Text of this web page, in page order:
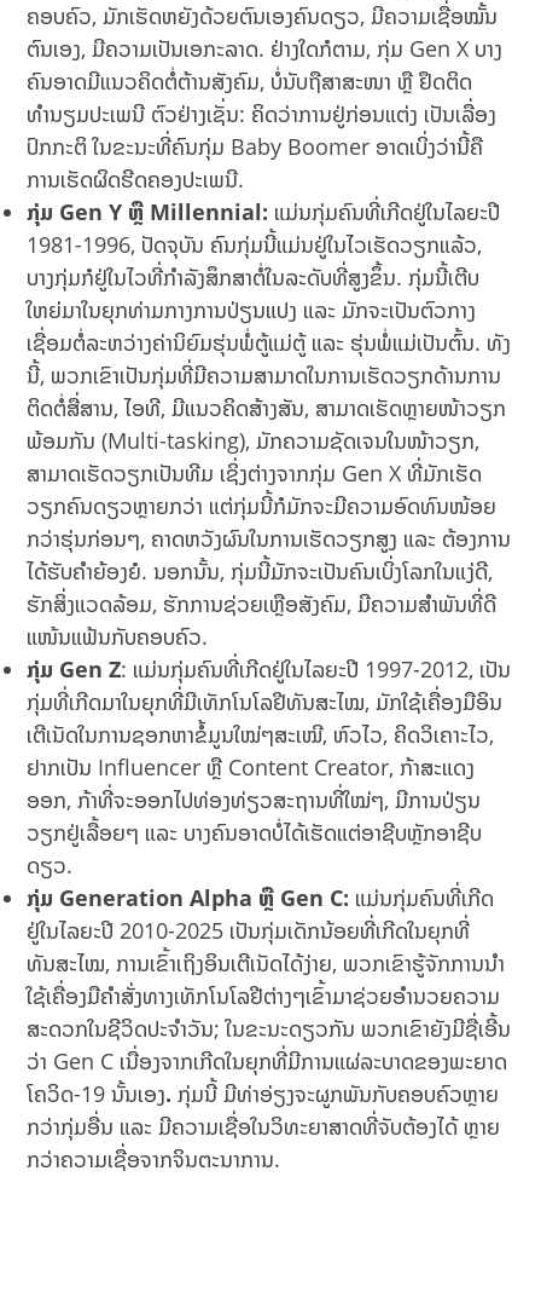
ຄອບຄົວ, ມັກເຮັດຫຍັງດ້ວຍຕົນເອງຄົນດຽວ, ມີຄວາມເຊື່ອໝັ້ນ
ຕົນເອງ, ມີຄວາມເປັນເອກະລາດ. ຢ່າງໃດກໍຕາມ, ກຸ່ມ Gen X ບາງ
ຄົນອາດມີແນວຄິດຕໍ່ຕ້ານສັງຄົມ, ບໍ່ນັບຖືສາສະໜາ ຫຼື ຢຶດຕິດ
ທຳນຽມປະເພນີ ຕົວຢ່າງເຊັ່ນ: ຄິດວ່າການຢູ່ກ່ອນແຕ່ງ ເປັນເລື່ອງ
ປົກກະຕິ ໃນຂະນະທີ່ຄົນກຸ່ມ Baby Boomer ອາດເບິ່ງວ່ານີ້ຄື
ການເຮັດຜິດຮີດຄອງປະເພນີ.
ກຸ່ມ Gen Y ຫຼື Millennial: ແມ່ນກຸ່ມຄົນທີ່ເກີດຢູ່ໃນໄລຍະປີ
1981-1996, ປັດຈຸບັນ ຄົນກຸ່ມນີ້ແມ່ນຢູ່ໃນໄວເຮັດວຽກແລ້ວ,
ບາງກຸ່ມກໍຢູ່ໃນໄວທີ່ກຳລັງສຶກສາຕໍ່ໃນລະດັບທີ່ສູງຂຶ້ນ. ກຸ່ມນີ້ເຕີບ
ໃຫຍ່ມາໃນຍຸກທ່າມກາງການປ່ຽນແປງ ແລະ ມັກຈະເປັນຕົວກາງ
ເຊື່ອມຕໍ່ລະຫວ່າງຄ່ານິຍົມຮຸ່ນພໍ່ຕູ້ແມ່ຕູ້ ແລະ ຮຸ່ນພໍ່ແມ່ເປັນຕົ້ນ. ທັງ
ນີ້, ພວກເຂົາເປັນກຸ່ມທີ່ມີຄວາມສາມາດໃນການເຮັດວຽກດ້ານການ
ຕິດຕໍ່ສື່ສານ, ໄອທີ, ມີແນວຄິດສ້າງສັນ, ສາມາດເຮັດຫຼາຍໜ້າວຽກ
ພ້ອມກັນ (Multi-tasking), ມັກຄວາມຊັດເຈນໃນໜ້າວຽກ,
ສາມາດເຮັດວຽກເປັນທີມ ເຊິ່ງຕ່າງຈາກກຸ່ມ Gen X ທີ່ມັກເຮັດ
ວຽກຄົນດຽວຫຼາຍກວ່າ ແຕ່ກຸ່ມນີ້ກໍມັກຈະມີຄວາມອົດທົນໜ້ອຍ
ກວ່າຮຸ່ນກ່ອນໆ, ຄາດຫວັງຜົນໃນການເຮັດວຽກສູງ ແລະ ຕ້ອງການ
ໄດ້ຮັບຄຳຍ້ອງຍໍ. ນອກນັ້ນ, ກຸ່ມນີ້ມັກຈະເປັນຄົນເບິ່ງໂລກໃນແງ່ດີ,
ຮັກສິ່ງແວດລ້ອມ, ຮັກການຊ່ວຍເຫຼືອສັງຄົມ, ມີຄວາມສຳພັນທີ່ດີ
ແໜ້ນແຟ້ນກັບຄອບຄົວ.
ກຸ່ມ Gen Z: ແມ່ນກຸ່ມຄົນທີ່ເກີດຢູ່ໃນໄລຍະປີ 1997-2012, ເປັນ
ກຸ່ມທີ່ເກີດມາໃນຍຸກທີ່ມີເທັກໂນໂລຢີທັນສະໄໝ, ມັກໃຊ້ເຄື່ອງມືອິນ
ເຕີເນັດໃນການຊອກຫາຂໍ້ມູນໃໝ່ໆສະເໝີ, ຫົວໄວ, ຄິດວິເຄາະໄວ,
ຢາກເປັນ Influencer ຫຼື Content Creator, ກ້າສະແດງ
ອອກ, ກ້າທີ່ຈະອອກໄປທ່ອງທ່ຽວສະຖານທີ່ໃໝ່ໆ, ມີການປ່ຽນ
ວຽກຢູ່ເລື້ອຍໆ ແລະ ບາງຄົນອາດບໍ່ໄດ້ເຮັດແຕ່ອາຊີບຫຼັກອາຊີບ
ດຽວ.
ກຸ່ມ Generation Alpha ຫຼື Gen C: ແມ່ນກຸ່ມຄົນທີ່ເກີດ
ຢູ່ໃນໄລຍະປີ 2010-2025 ເປັນກຸ່ມເດັກນ້ອຍທີ່ເກີດໃນຍຸກທີ່
ທັນສະໄໝ, ການເຂົ້າເຖິງອິນເຕີເນັດໄດ້ງ່າຍ, ພວກເຂົາຮູ້ຈັກການນຳ
ໃຊ້ເຄື່ອງມືຄຳສັ່ງທາງເທັກໂນໂລຢີຕ່າງໆເຂົ້າມາຊ່ວຍອຳນວຍຄວາມ
ສະດວກໃນຊີວິດປະຈຳວັນ; ໃນຂະນະດຽວກັນ ພວກເຂົາຍັງມີຊື່ເອີ້ນ
ວ່າ Gen C ເນື່ອງຈາກເກີດໃນຍຸກທີ່ມີການແຜ່ລະບາດຂອງພະຍາດ
ໂຄວິດ-19 ນັ້ນເອງ.ກຸ່ມນີ້ ມີທ່າອ່ຽງຈະຜູກພັນກັບຄອບຄົວຫຼາຍ
ກວ່າກຸ່ມອື່ນ ແລະ ມີຄວາມເຊື່ອໃນວິທະຍາສາດທີ່ຈັບຕ້ອງໄດ້ ຫຼາຍ
ກວ່າຄວາມເຊື່ອຈາກຈິນຕະນາການ​.